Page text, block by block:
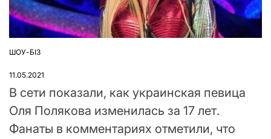
ОПУБЛІКУВАТИ
ШОУ-БІЗ
11.05.2021
В сети показали, как украинская певица
Оля Полякова изменилась за 17 лет.
Фанаты в комментариях отметили, что